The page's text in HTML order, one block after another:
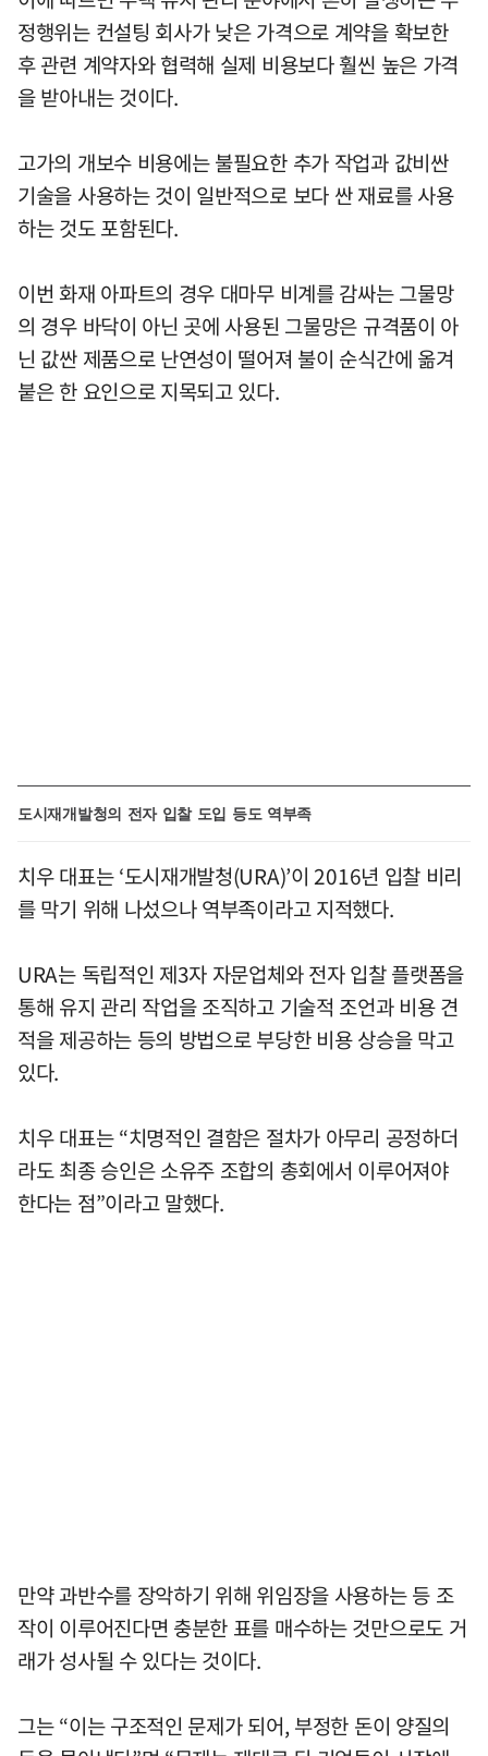
정행위는 컨설팅 회사가 낮은 가격으로 계약을 확보한
후 관련 계약자와 협력해 실제 비용보다 훨씬 높은 가격
을 받아내는 것이다.
고가의 개보수 비용에는 불필요한 추가 작업과 값비싼
기술을 사용하는 것이 일반적으로 보다 싼 재료를 사용
하는 것도 포함된다.
이번 화재 아파트의 경우 대마무 비계를 감싸는 그물망
의 경우 바닥이 아닌 곳에 사용된 그물망은 규격품이 아
닌 값싼 제품으로 난연성이 떨어져 불이 순식간에 옮겨
붙은 한 요인으로 지목되고 있다.
도시재개발청의 전자 입찰 도입 등도 역부족
치우 대표는 ‘도시재개발청(URA)’이 2016년 입찰 비리
를 막기 위해 나섰으나 역부족이라고 지적했다.
URA는 독립적인 제3자 자문업체와 전자 입찰 플랫폼을
통해 유지 관리 작업을 조직하고 기술적 조언과 비용 견
적을 제공하는 등의 방법으로 부당한 비용 상승을 막고
있다.
치우 대표는 “치명적인 결함은 절차가 아무리 공정하더
라도 최종 승인은 소유주 조합의 총회에서 이루어져야
한다는 점”이라고 말했다.
만약 과반수를 장악하기 위해 위임장을 사용하는 등 조
작이 이루어진다면 충분한 표를 매수하는 것만으로도 거
래가 성사될 수 있다는 것이다.
그는 “이는 구조적인 문제가 되어, 부정한 돈이 양질의